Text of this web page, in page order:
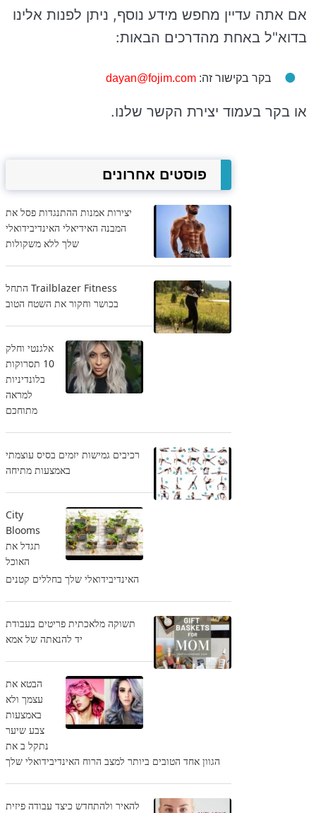
אם אתה עדיין מחפש מידע נוסף, ניתן לפנות אלינו
בדוא"ל באחת מהדרכים הבאות:
בקר בקישור זה: dayan@fojim.com
או בקר בעמוד יצירת הקשר שלנו.
פוסטים אחרונים
יצירות אמנות ההתנגדות פסל את
המבנה האידיאלי האינדיבידואלי
שלך ללא משקולות
Trailblazer Fitness התחל
בכושר וחקור את השטח הטוב
אלגנטי וחלק
10 תסרוקות
בלונדיניות
למראה
מתוחכם
רכיבים גמישות יזמים בסיס עוצמתי
באמצעות מתיחה
City
Blooms
תגדל את
האוכל
האינדיבידואלי שלך בחללים קטנים
תשוקה מלאכתית פריטים בעבודת
יד להנאתה של אמא
הבטא את
עצמך ולא
באמצעות
צבע שיער
נתקל ב את
הגוון אחד הטובים ביותר למצב הרוח האינדיבידואלי שלך
להאיר ולהתחדש כיצד עבודה פיזית